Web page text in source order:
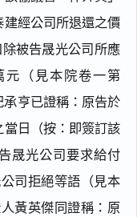
經公司所退還之價
被告晟光公司所應
元（見本院卷一第
承亨已證稱：原告於
日（按：即簽訂該
晟光公司要求給付
司拒絕等語（見本
黃英傑同證稱：原